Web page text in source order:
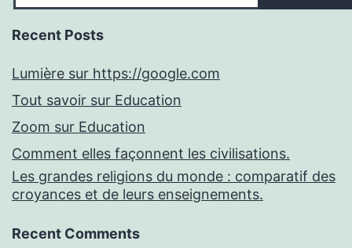
Recent Posts
Lumière sur https://google.com
Tout savoir sur Education
Zoom sur Education
Comment elles façonnent les civilisations.
Les grandes religions du monde : comparatif des
croyances et de leurs enseignements.
Recent Comments